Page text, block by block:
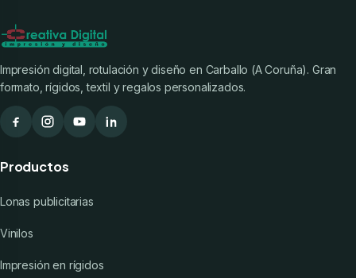
Impresión digital, rotulación y diseño en Carballo (A Coruña). Gran
formato, rígidos, textil y regalos personalizados.
Productos
Lonas publicitarias
Vinilos
Impresión en rígidos